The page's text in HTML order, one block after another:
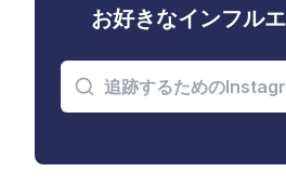
お好きなインフル